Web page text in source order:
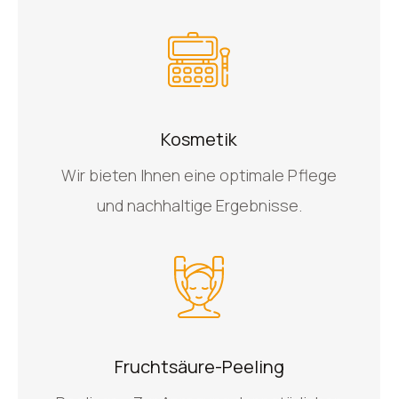
Kosmetik
Wir bieten Ihnen eine optimale Pflege
und nachhaltige Ergebnisse.
Fruchtsäure-Peeling